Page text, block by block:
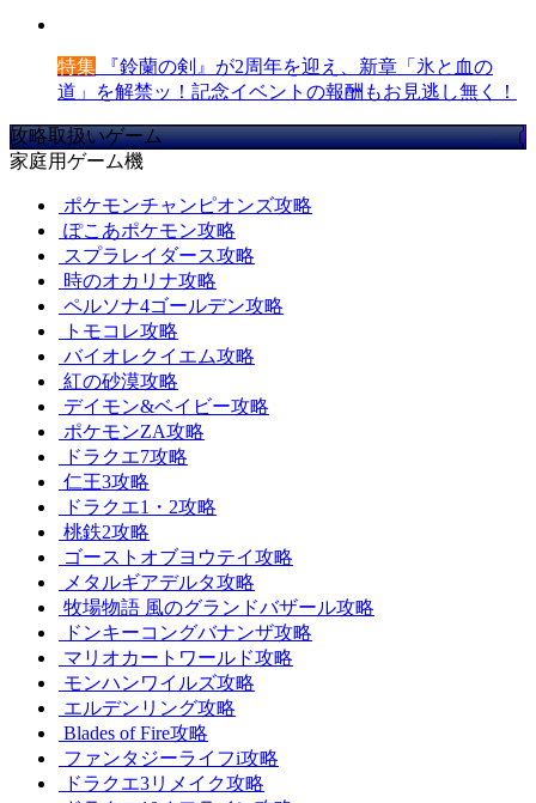
特集 『鈴蘭の剣』が2周年を迎え、新章「氷と血の
道」を解禁ッ！記念イベントの報酬もお見逃し無く！
攻略取扱いゲーム
家庭用ゲーム機
ポケモンチャンピオンズ攻略
ぽこあポケモン攻略
スプラレイダース攻略
時のオカリナ攻略
ペルソナ4ゴールデン攻略
トモコレ攻略
バイオレクイエム攻略
紅の砂漠攻略
デイモン&ベイビー攻略
ポケモンZA攻略
ドラクエ7攻略
仁王3攻略
ドラクエ1・2攻略
桃鉄2攻略
ゴーストオブヨウテイ攻略
メタルギアデルタ攻略
牧場物語 風のグランドバザール攻略
ドンキーコングバナンザ攻略
マリオカートワールド攻略
モンハンワイルズ攻略
エルデンリング攻略
Blades of Fire攻略
ファンタジーライフi攻略
ドラクエ3リメイク攻略